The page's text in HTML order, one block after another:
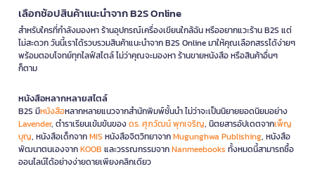
เลือกช้อปสินค้าแนะนำจาก B2S Online
สำหรับใครที่กำลังมองหา ร้านอุปกรณ์เครื่องเขียนใกล้ฉัน หรืออยากแวะร้าน B2S แต่
ไม่สะดวก วันนี้เราได้รวบรวมสินค้าแนะนำจาก B2S Online มาให้คุณเลือกสรรได้ง่ายๆ
พร้อมตอบโจทย์ทุกไลฟ์สไตล์ ไม่ว่าคุณจะมองหา ร้านขายหนังสือ หรือสินค้าอื่นๆ
ก็ตาม
หนังสือหลากหลายสไตล์
B2S มีหนังสือหลากหลายแนวจากสำนักพิมพ์ชั้นนำ ไม่ว่าจะเป็นนิยายยอดนิยมอย่าง
Lavender, ตำราเรียนเข้มข้นของดร. ศุภวัฒน์ พุกเจริญ, นิตยสารอัปเดตจากเพ็ญ
บุญ, หนังสือเด็กจากMIS หนังสือจิตวิทยาจากMugunghwa Publishing, หนังสือ
พัฒนาตนเองจากKOOB และวรรณกรรมจากNanmeebooks ทั้งหมดนี้สามารถซื้อ
ออนไลน์ได้อย่างง่ายดายเพียงคลิกเดียว